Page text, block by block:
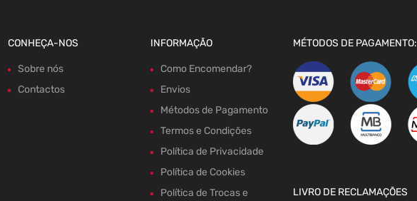
CONHEÇA-NOS
Sobre nós
Contactos
INFORMAÇÃO
Como Encomendar?
Envios
Métodos de Pagamento
Termos e Condições
Política de Privacidade
Política de Cookies
Política de Trocas e
MÉTODOS DE PAGAMENTO:
LIVRO DE RECLAMAÇÕES